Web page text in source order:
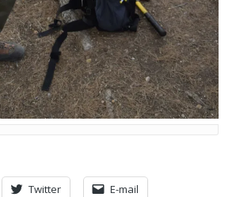
Twitter E-mail